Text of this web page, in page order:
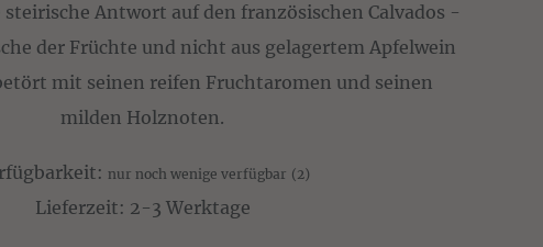
steirische Antwort auf den französischen Calvados -
der Früchte und nicht aus gelagertem Apfelwein
mit seinen reifen Fruchtaromen und seinen
milden Holznoten.
nur noch wenige verfügbar (2)
Lieferzeit: 2-3 Werktage